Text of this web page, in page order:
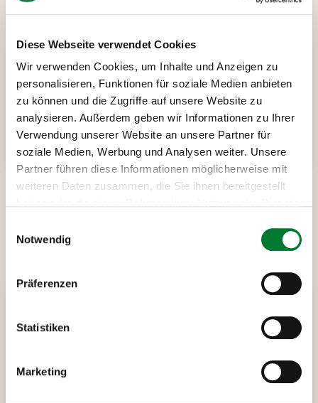
Diese Webseite verwendet Cookies
Wir verwenden Cookies, um Inhalte und Anzeigen zu
personalisieren, Funktionen für soziale Medien anbieten
zu können und die Zugriffe auf unsere Website zu
analysieren. Außerdem geben wir Informationen zu Ihrer
Verwendung unserer Website an unsere Partner für
soziale Medien, Werbung und Analysen weiter. Unsere
Partner führen diese Informationen möglicherweise mit
weiteren Daten zusammen, die Sie ihnen bereitgestellt
Notwendig
Präferenzen
Statistiken
Marketing
Busreise mit dem Hogwarts Express ins
magische London
ab449 €
pro Person
Alle Infos
Unsere beliebtesten